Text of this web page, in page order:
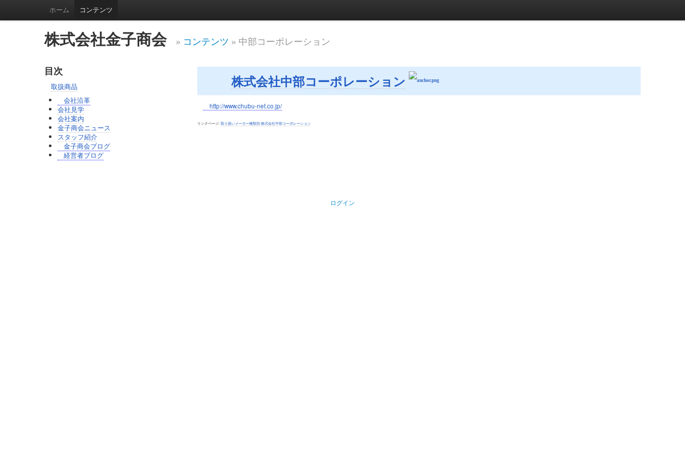
ホーム コンテンツ
株式会社金子商会 » コンテンツ » 中部コーポレーション
目次
取扱商品
会社沿革
会社見学
会社案内
金子商会ニュース
スタッフ紹介
金子商会ブログ
経営者ブログ
株式会社中部コーポレーション
http://www.chubu-net.co.jp/
リンクページ: 取り扱いメーカー種類別 株式会社中部コーポレーション
ログイン